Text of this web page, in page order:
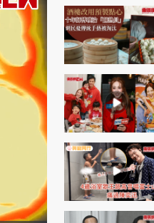
東周專欄
娛樂名人
文化藝術
時政財經
健康生活
飲食旅遊